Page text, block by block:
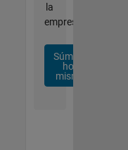
la
empresa.
Súmese
hoy
mismo